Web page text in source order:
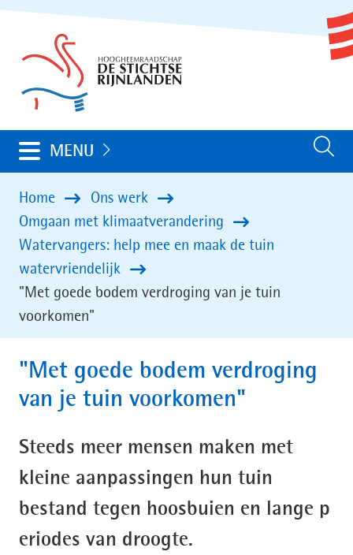
MENU Uitklappen Zoeken
Home
Ons werk
Omgaan met klimaatverandering
Watervangers: help mee en maak de tuin
watervriendelijk
"Met goede bodem verdroging van je tuin
voorkomen"
"Met goede bodem verdroging
van je tuin voorkomen"
Steeds meer mensen maken met
kleine aanpassingen hun tuin
bestand tegen hoosbuien en lange p
eriodes van droogte.